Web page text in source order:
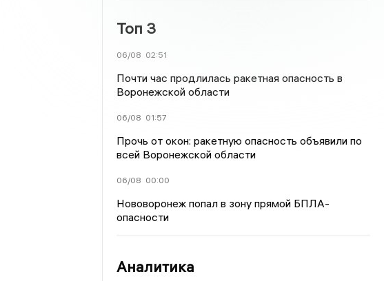
Топ 3
06/08 02:51
Почти час продлилась ракетная опасность в
Воронежской области
06/08 01:57
Прочь от окон: ракетную опасность объявили по
всей Воронежской области
06/08 00:00
Нововоронеж попал в зону прямой БПЛА-
опасности
Аналитика